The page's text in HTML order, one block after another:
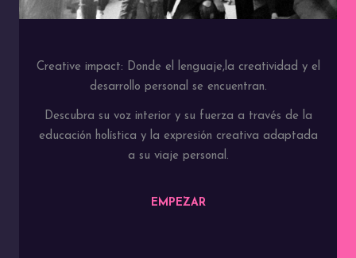
Creative impact: Donde el lenguaje,la creatividad y el
desarrollo personal se encuentran.
Descubra su voz interior y su fuerza a través de la
educación holística y la expresión creativa adaptada
a su viaje personal.
EMPEZAR